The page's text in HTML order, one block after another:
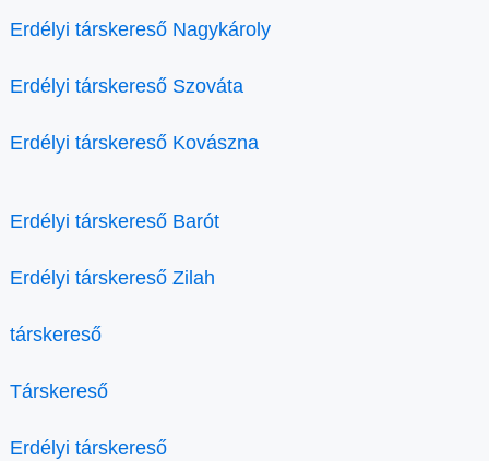
Erdélyi társkereső Nagykároly
Erdélyi társkereső Szováta
Erdélyi társkereső Kovászna
Erdélyi társkereső Barót
Erdélyi társkereső Zilah
társkereső
Társkereső
Erdélyi társkereső